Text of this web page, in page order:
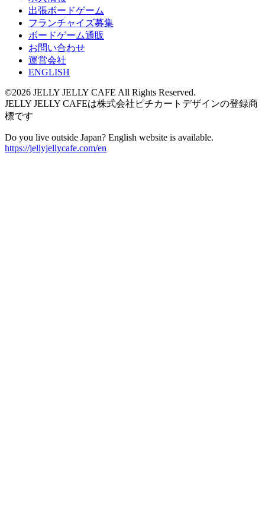
出張ボードゲーム
フランチャイズ募集
ボードゲーム通販
お問い合わせ
運営会社
ENGLISH
©2026 JELLY JELLY CAFE All Rights Reserved.
JELLY JELLY CAFEは株式会社ピチカートデザインの登録商
標です
Do you live outside Japan? English website is available.
https://jellyjellycafe.com/en